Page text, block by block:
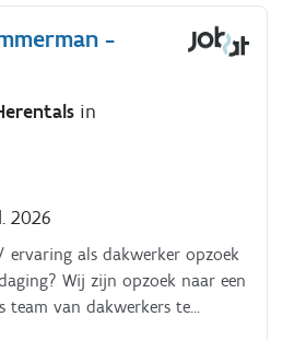
-
in
2026
ervaring als dakwerker opzoek
Wij zijn opzoek naar een
team van dakwerkers te